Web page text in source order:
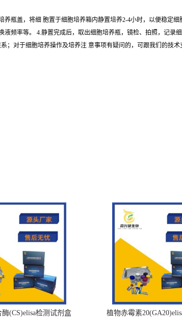
瓶盖，将细 胞置于细胞培养箱内静置培养2-4小时，以便稳定
频率等。 4.静置完成后，取出细胞培养瓶，镜检、拍照，记录
对于细胞培养操作及培养注 意事项有疑问的，可跟我们的技术
(CS)elisa检测试剂盒 植物赤霉素